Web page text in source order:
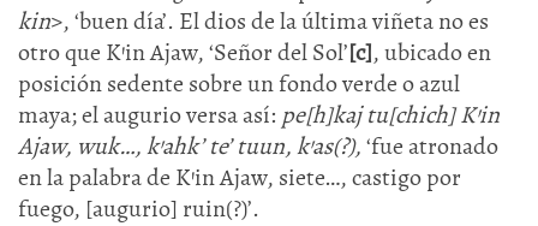
kin>, ‘buen día’. El dios de la última viñeta no es
otro que K’in Ajaw, ‘Señor del Sol’[c], ubicado en
posición sedente sobre un fondo verde o azul
maya; el augurio versa así: pe[h]kaj tu[chich] K’in
Ajaw, wuk…, k’ahk’ te’ tuun, k’as(?),‘fue atronado
en la palabra de K’in Ajaw, siete…, castigo por
fuego, [augurio] ruin(?)’.